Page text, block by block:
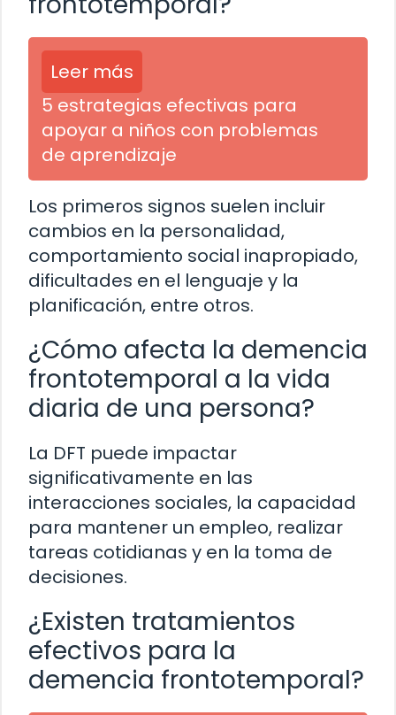
Leer más
5 estrategias efectivas para
apoyar a niños con problemas
de aprendizaje
Los primeros signos suelen incluir
cambios en la personalidad,
comportamiento social inapropiado,
dificultades en el lenguaje y la
planificación, entre otros.
¿Cómo afecta la demencia
frontotemporal a la vida
diaria de una persona?
La DFT puede impactar
significativamente en las
interacciones sociales, la capacidad
para mantener un empleo, realizar
tareas cotidianas y en la toma de
decisiones.
¿Existen tratamientos
efectivos para la
demencia frontotemporal?